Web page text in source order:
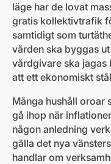
läge har de lovat
gratis kollektivtrafik
samtidigt som
vården ska byggas
vårdgivare ska jagas
att ett ekonomiskt
Många hushåll oroar
gå ihop när
någon anledning
gälla det nya
handlar om